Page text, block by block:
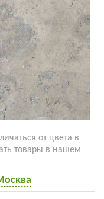
от цвета в
товары в нашем